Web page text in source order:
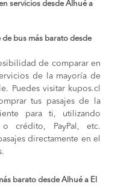
servicios desde Alhué a
bus más barato desde
de comparar en
de la mayoría de
Puedes visitar kupos.cl
tus pasajes de la
para ti, utilizando
crédito, PayPal, etc.
directamente en el
barato desde Alhué a El